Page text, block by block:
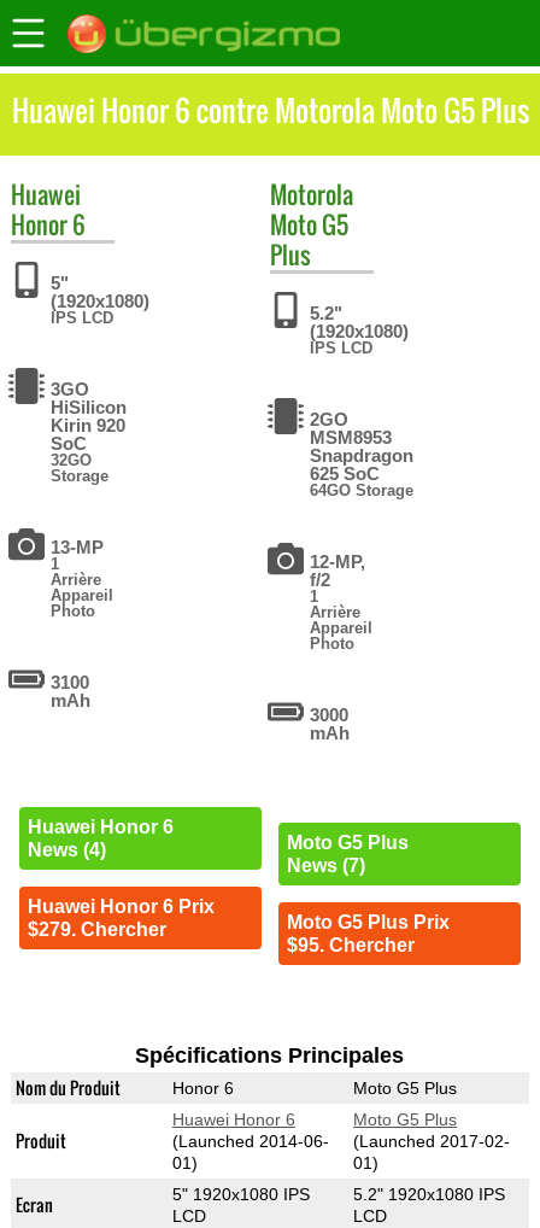
Huawei Honor 6 contre Motorola Moto G5 Plus
Huawei
Honor 6
5"
(1920x1080)
IPS LCD
3GO
HiSilicon
Kirin 920
SoC
32GO
Storage
13-MP
1
Arrière
Appareil
Photo
3100
mAh
Huawei Honor 6
News (4)
Huawei Honor 6 Prix
$279. Chercher
Motorola
Moto G5
Plus
5.2"
(1920x1080)
IPS LCD
2GO
MSM8953
Snapdragon
625 SoC
64GO Storage
12-MP,
f/2
1
Arrière
Appareil
Photo
3000
mAh
Moto G5 Plus
News (7)
Moto G5 Plus Prix
$95. Chercher
Spécifications Principales
Nom du Produit Honor 6 Moto G5 Plus
Produit
Huawei Honor 6
(Launched 2014-06-
01)
Moto G5 Plus
(Launched 2017-02-
01)
Ecran
5" 1920x1080 IPS
LCD
5.2" 1920x1080 IPS
LCD